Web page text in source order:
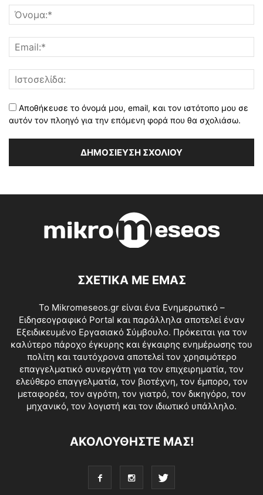
Αποθήκευσε το όνομά μου, email, και τον ιστότοπο μου σε
αυτόν τον πλοηγό για την επόμενη φορά που θα σχολιάσω.
ΣΧΕΤΙΚΑ ΜΕ ΕΜΑΣ
Το Mikromeseos.gr είναι ένα Ενημερωτικό –
Ειδησεογραφικό Portal και παράλληλα αποτελεί έναν
Εξειδικευμένο Εργασιακό Σύμβουλο. Πρόκειται για τον
καλύτερο πάροχο έγκυρης και έγκαιρης ενημέρωσης του
πολίτη και ταυτόχρονα αποτελεί τον χρησιμότερο
επαγγελματικό συνεργάτη για τον επιχειρηματία, τον
ελεύθερο επαγγελματία, τον βιοτέχνη, τον έμπορο, τον
μεταφορέα, τον αγρότη, τον γιατρό, τον δικηγόρο, τον
μηχανικό, τον λογιστή και τον ιδιωτικό υπάλληλο.
ΑΚΟΛΟΥΘΗΣΤΕ ΜΑΣ!